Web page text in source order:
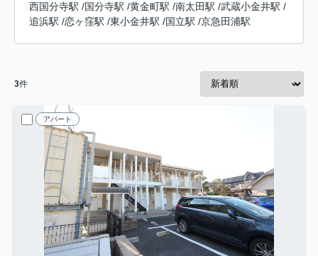
西国分寺駅 /国分寺駅 /黄金町駅 /南太田駅 /武蔵小金井駅 /
追浜駅 /恋ヶ窪駅 /東小金井駅 /国立駅 /京急田浦駅
3件
アパート